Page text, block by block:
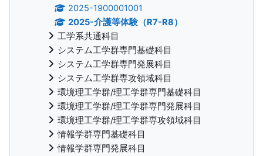
2025-1900001001
2025-介護等体験（R7-R8）
工学系共通科目
システム工学群専門基礎科目
システム工学群専門発展科目
システム工学群専攻領域科目
環境理工学群/理工学群専門基礎科目
環境理工学群/理工学群専門発展科目
環境理工学群/理工学群専攻領域科目
情報学群専門基礎科目
情報学群専門発展科目